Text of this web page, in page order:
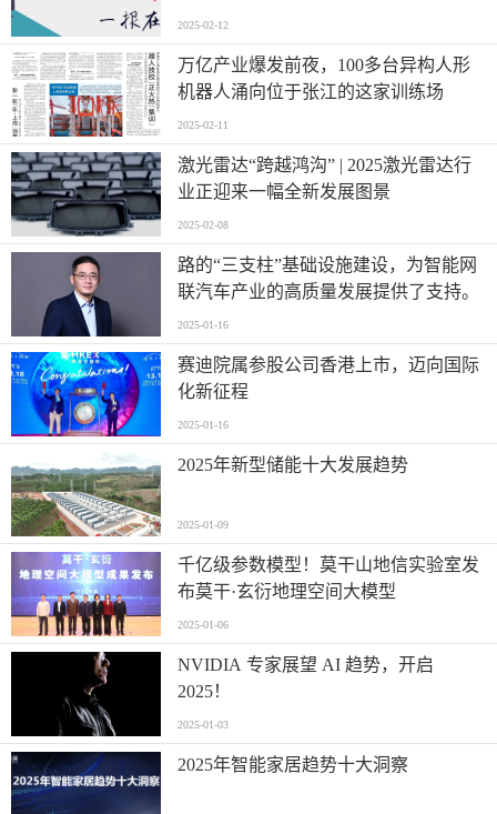
2025-02-12
万亿产业爆发前夜，100多台异构人形
机器人涌向位于张江的这家训练场
2025-02-11
激光雷达“跨越鸿沟” | 2025激光雷达行
业正迎来一幅全新发展图景
2025-02-08
路的“三支柱”基础设施建设，为智能网
联汽车产业的高质量发展提供了支持。
2025-01-16
赛迪院属参股公司香港上市，迈向国际
化新征程
2025-01-16
2025年新型储能十大发展趋势
2025-01-09
千亿级参数模型！莫干山地信实验室发
布莫干·玄衍地理空间大模型
2025-01-06
NVIDIA 专家展望 AI 趋势，开启
2025！
2025-01-03
2025年智能家居趋势十大洞察